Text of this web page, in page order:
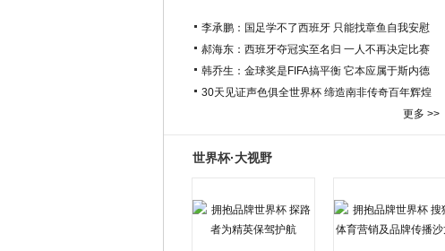
李承鹏：国足学不了西班牙 只能找章鱼自我安慰
郝海东：西班牙夺冠实至名归 一人不再决定比赛
韩乔生：金球奖是FIFA搞平衡 它本应属于斯内德
30天见证声色俱全世界杯 缔造南非传奇百年辉煌
更多 >>
世界杯·大视野